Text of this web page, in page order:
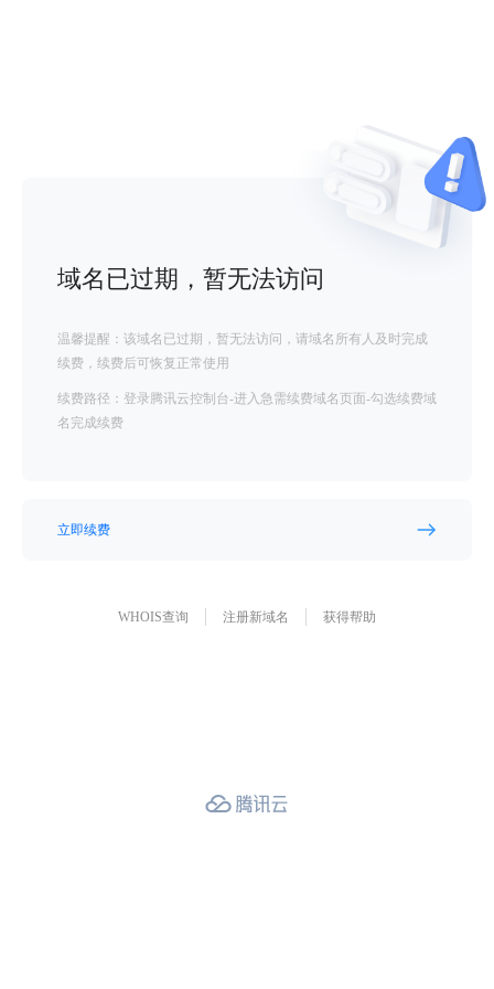
域名已过期，暂无法访问
温馨提醒：该域名已过期，暂无法访问，请域名所有人及时完成
续费，续费后可恢复正常使用
续费路径：登录腾讯云控制台-进入急需续费域名页面-勾选续费域
名完成续费
立即续费
WHOIS查询 注册新域名 获得帮助